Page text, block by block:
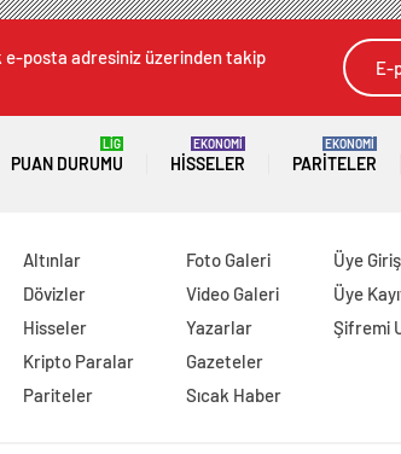
posta adresiniz üzerinden takip
PUAN DURUMU
LİG
HISSELER
EKONOMİ
PARITELER
EKONOMİ
Altınlar
Dövizler
Hisseler
Kripto Paralar
Pariteler
Foto Galeri
Video Galeri
Yazarlar
Gazeteler
Sıcak Haber
Üye Giriş
Üye
Şifremi